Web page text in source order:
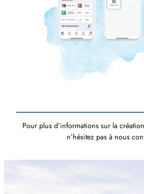
Pour plus d’informations sur la
n’hésitez pas à nous